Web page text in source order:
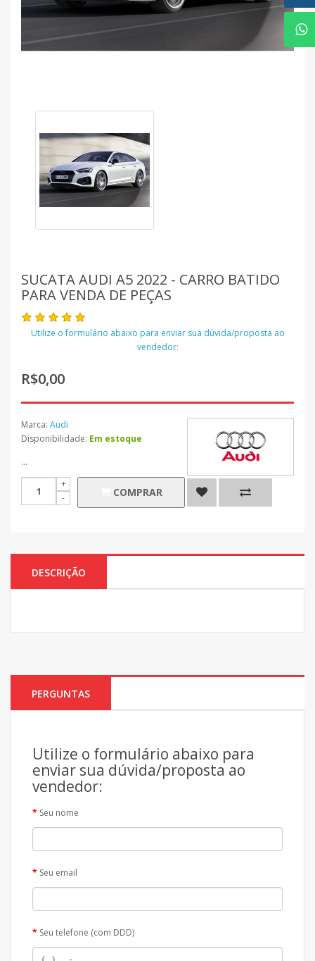
SUCATA AUDI A5 2022 - CARRO BATIDO
PARA VENDA DE PEÇAS
Utilize o formulário abaixo para enviar sua dúvida/proposta ao
vendedor:
R$0,00
Marca: Audi
Disponibilidade: Em estoque
...
COMPRAR
DESCRIÇÃO
PERGUNTAS
Utilize o formulário abaixo para
enviar sua dúvida/proposta ao
vendedor:
Seu nome
Seu email
Seu telefone (com DDD)